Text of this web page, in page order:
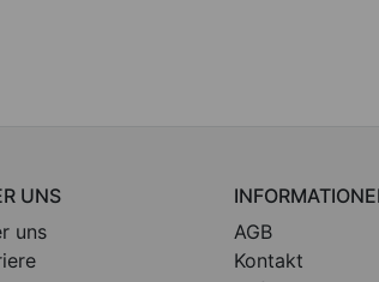
UNS
uns
AGB
Kontakt